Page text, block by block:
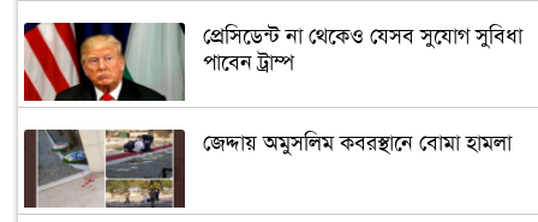
প্রেসিডেন্ট না থেকেও যেসব সুযোগ সুবিধা
পাবেন ট্রাম্প
জেদ্দায় অমুসলিম কবরস্থানে বোমা হামলা